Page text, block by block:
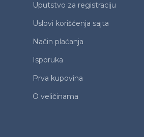
Uputstvo za registraciju
Uslovi korišćenja sajta
Način plaćanja
Isporuka
Prva kupovina
O veličinama